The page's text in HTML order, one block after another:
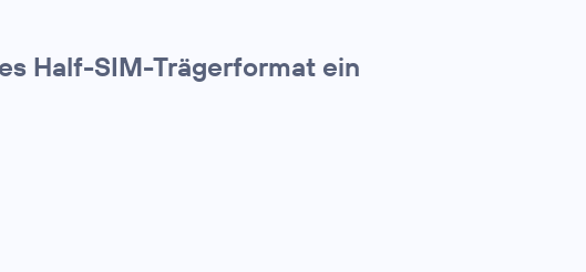
Half-SIM-Trägerformat ein